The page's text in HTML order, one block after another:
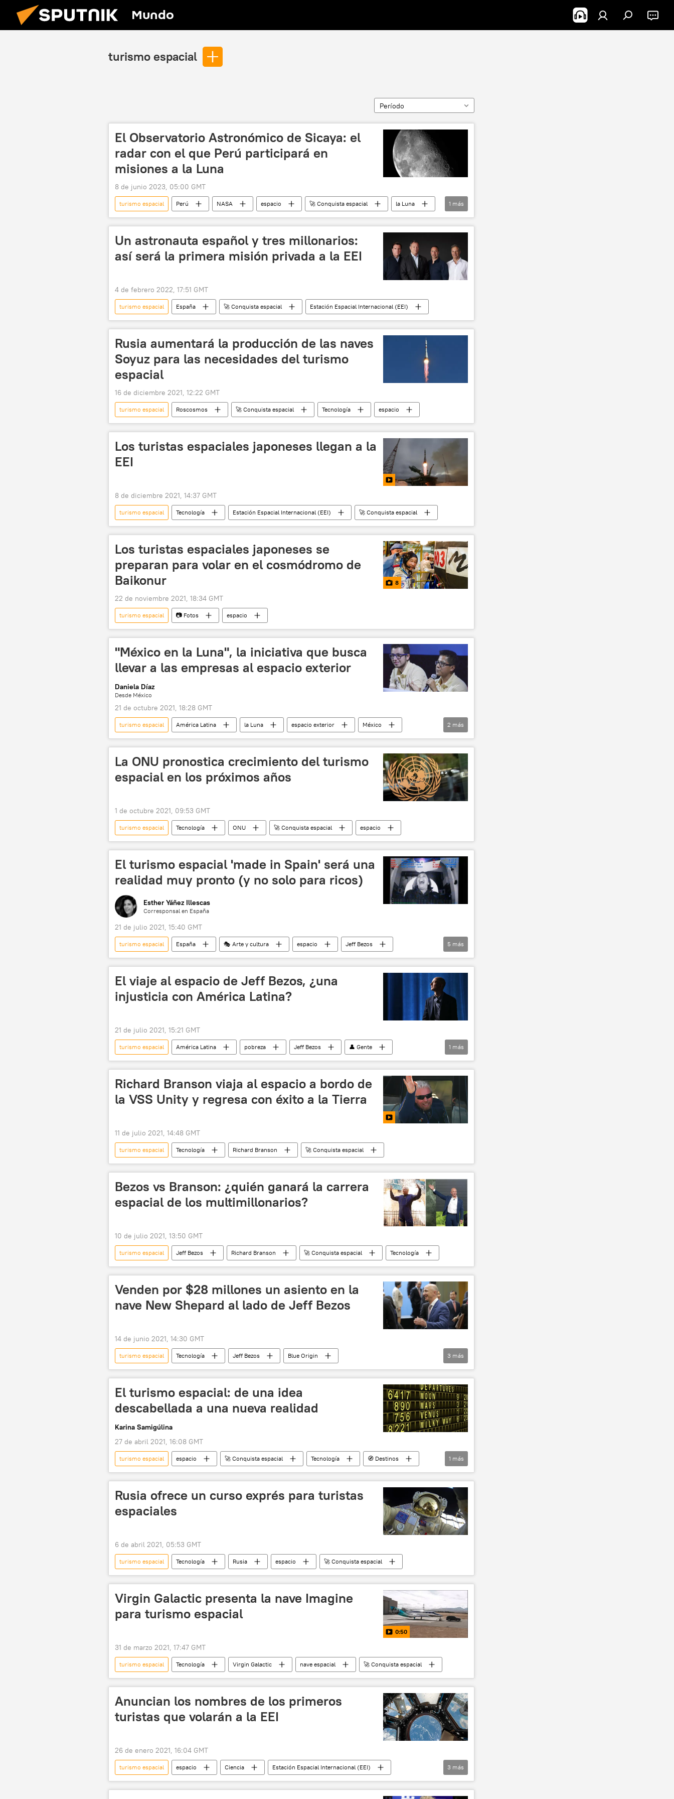
Mundo
turismo espacial
Período
El Observatorio Astronómico de Sicaya: el
radar con el que Perú participará en
misiones a la Luna
8 de junio 2023, 05:00 GMT
turismo espacial Perú NASA espacio 🚀 Conquista espacial
la Luna
Ciencia
1 más
Un astronauta español y tres millonarios:
así será la primera misión privada a la EEI
4 de febrero 2022, 17:51 GMT
turismo espacial España 🚀 Conquista espacial Estación Espacial Internacional (EEI)
Rusia aumentará la producción de las naves
Soyuz para las necesidades del turismo
espacial
16 de diciembre 2021, 12:22 GMT
turismo espacial Roscosmos 🚀 Conquista espacial Tecnología espacio
Los turistas espaciales japoneses llegan a la
EEI
8 de diciembre 2021, 14:37 GMT
turismo espacial Tecnología Estación Espacial Internacional (EEI) 🚀 Conquista espacial
Los turistas espaciales japoneses se
preparan para volar en el cosmódromo de
Baikonur
8
22 de noviembre 2021, 18:34 GMT
turismo espacial 📷 Fotos espacio
"México en la Luna", la iniciativa que busca
llevar a las empresas al espacio exterior
Daniela Díaz
Desde México
21 de octubre 2021, 18:28 GMT
turismo espacial América Latina la Luna espacio exterior
México
🚀 Conquista espacial
💬 Entrevistas
2 más
La ONU pronostica crecimiento del turismo
espacial en los próximos años
1 de octubre 2021, 09:53 GMT
turismo espacial Tecnología ONU 🚀 Conquista espacial espacio
El turismo espacial 'made in Spain' será una
realidad muy pronto (y no solo para ricos)
Esther Yáñez Illescas
Corresponsal en España
21 de julio 2021, 15:40 GMT
turismo espacial España 🎭 Arte y cultura espacio
Jeff Bezos
Richard Branson
Virgin Galactic espacio exterior cosmos 🧭 Destinos
5 más
El viaje al espacio de Jeff Bezos, ¿una
injusticia con América Latina?
21 de julio 2021, 15:21 GMT
turismo espacial América Latina pobreza Jeff Bezos
👤 Gente
pandemia de coronavirus
1 más
Richard Branson viaja al espacio a bordo de
la VSS Unity y regresa con éxito a la Tierra
11 de julio 2021, 14:48 GMT
turismo espacial Tecnología Richard Branson 🚀 Conquista espacial
Bezos vs Branson: ¿quién ganará la carrera
espacial de los multimillonarios?
10 de julio 2021, 13:50 GMT
turismo espacial Jeff Bezos Richard Branson 🚀 Conquista espacial Tecnología
Venden por $28 millones un asiento en la
nave New Shepard al lado de Jeff Bezos
14 de junio 2021, 14:30 GMT
turismo espacial Tecnología Jeff Bezos
Blue Origin
New Shepard (nave suborbital)
viaje espacial 🚀 Conquista espacial
3 más
El turismo espacial: de una idea
descabellada a una nueva realidad
Karina Samigúlina
27 de abril 2021, 16:08 GMT
turismo espacial espacio 🚀 Conquista espacial Tecnología
🧭 Destinos
💬 Opinión y Análisis
1 más
Rusia ofrece un curso exprés para turistas
espaciales
6 de abril 2021, 05:53 GMT
turismo espacial Tecnología Rusia espacio 🚀 Conquista espacial
Virgin Galactic presenta la nave Imagine
para turismo espacial
0:50
31 de marzo 2021, 17:47 GMT
turismo espacial Tecnología Virgin Galactic nave espacial 🚀 Conquista espacial
Anuncian los nombres de los primeros
turistas que volarán a la EEI
26 de enero 2021, 16:04 GMT
turismo espacial espacio Ciencia
Estación Espacial Internacional (EEI)
Crew Dragon
🧭 Destinos noticias
3 más